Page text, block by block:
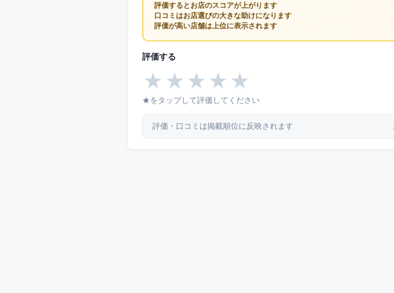
評価するとお店のスコアが上がります
口コミはお店選びの大きな助けになります
評価が高い店舗は上位に表示されます
評価する
★ ★ ★ ★ ★
★をタップして評価してください
評価・口コミは掲載順位に反映されます